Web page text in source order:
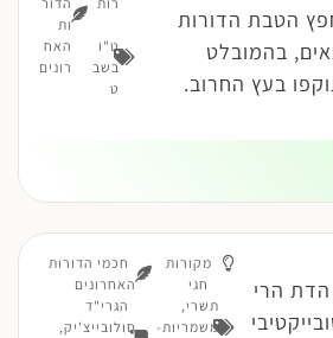
הטבת הדורות
בהמובלט
בעץ החרוב.
ט"ו
בשב
ט
ות
האח
רונים
הרי
מקורות
חגי
תשרי,
משמריות-
חכמי הדורות
האחרונים
הגרי"ד
סולובייצ'יק,